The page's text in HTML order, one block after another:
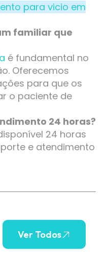
para vicio em
familiar que
é fundamental no
Oferecemos
para que os
o paciente de
24 horas?
24 horas
e atendimento
Ver Todos